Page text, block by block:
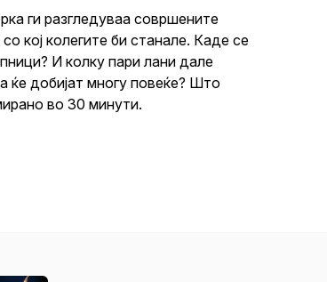
ги разгледуваа совршените
кој колегите би станале. Каде се
И колку пари лани дале
добијат многу повеќе? Што
во 30 минути.